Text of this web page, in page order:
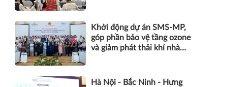
Khởi động dự án SMS-MP,
góp phần bảo vệ tầng ozone
và giảm phát thải khí nhà
Hà Nội - Bắc Ninh - Hưng